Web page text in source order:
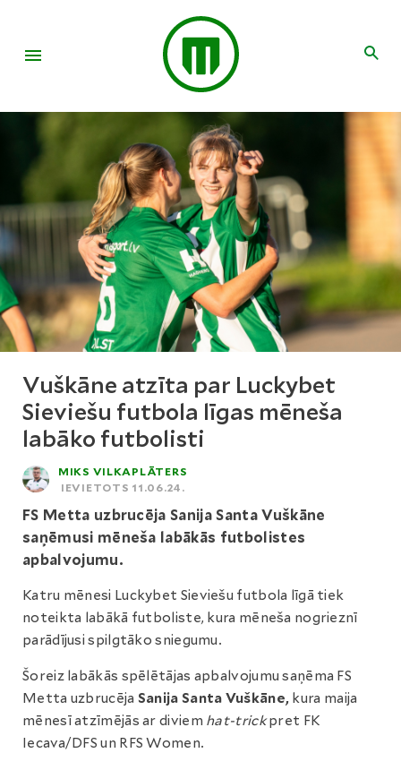
Vuškāne atzīta par Luckybet
Sieviešu futbola līgas mēneša
labāko futbolisti
MIKS VILKAPLĀTERS
IEVIETOTS 11.06.24.
FS Metta uzbrucēja Sanija Santa Vuškāne
saņēmusi mēneša labākās futbolistes
apbalvojumu.
Katru mēnesi Luckybet Sieviešu futbola līgā tiek
noteikta labākā futboliste, kura mēneša nogrieznī
parādījusi spilgtāko sniegumu.
Šoreiz labākās spēlētājas apbalvojumu saņēma FS
Metta uzbrucēja Sanija Santa Vuškāne, kura maija
mēnesī atzīmējās ar diviem hat-trickpret FK
Iecava/DFS un RFS Women.